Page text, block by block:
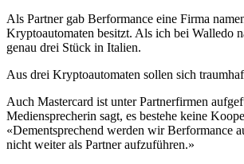
Als Partner gab Berformance eine Firma
Kryptoautomaten besitzt. Als ich bei Walledo
genau drei Stück in Italien.
Aus drei Kryptoautomaten sollen sich
Auch Mastercard ist unter Partnerfirmen
Mediensprecherin sagt, es bestehe keine
«Dementsprechend werden wir Berformance
nicht weiter als Partner aufzuführen.»